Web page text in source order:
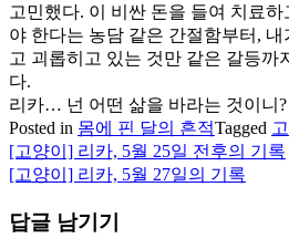
고민했다. 이 비싼 돈을 들여 치료
야 한다는 농담 같은 간절함부터,
고 괴롭히고 있는 것만 같은 갈등까
다.
리카… 넌 어떤 삶을 바라는 것이니?
Posted in 몸에 핀 달의 흔적Tagged
글
색
[고양이] 리카, 5월 25일 전후의 기록
[고양이] 리카, 5월 27일의 기록
답글 남기기